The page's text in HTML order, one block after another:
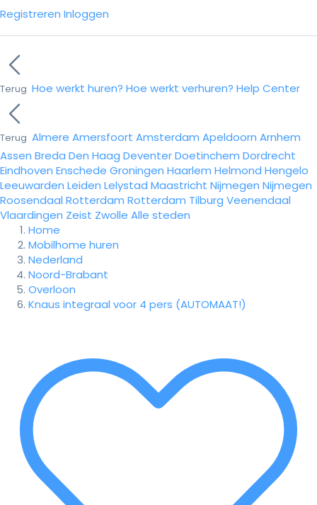
Registreren Inloggen
Terug Hoe werkt huren? Hoe werkt verhuren? Help Center
Terug Almere Amersfoort Amsterdam Apeldoorn Arnhem
Assen Breda Den Haag DeventerDoetinchem Dordrecht
Eindhoven Enschede Groningen Haarlem Helmond Hengelo
Leeuwarden Leiden Lelystad Maastricht Nijmegen Nijmegen
Roosendaal Rotterdam Rotterdam Tilburg Veenendaal
Vlaardingen Zeist Zwolle Alle steden
Home
Mobilhome huren
Nederland
Noord-Brabant
Overloon
Knaus integraal voor 4 pers (AUTOMAAT!)